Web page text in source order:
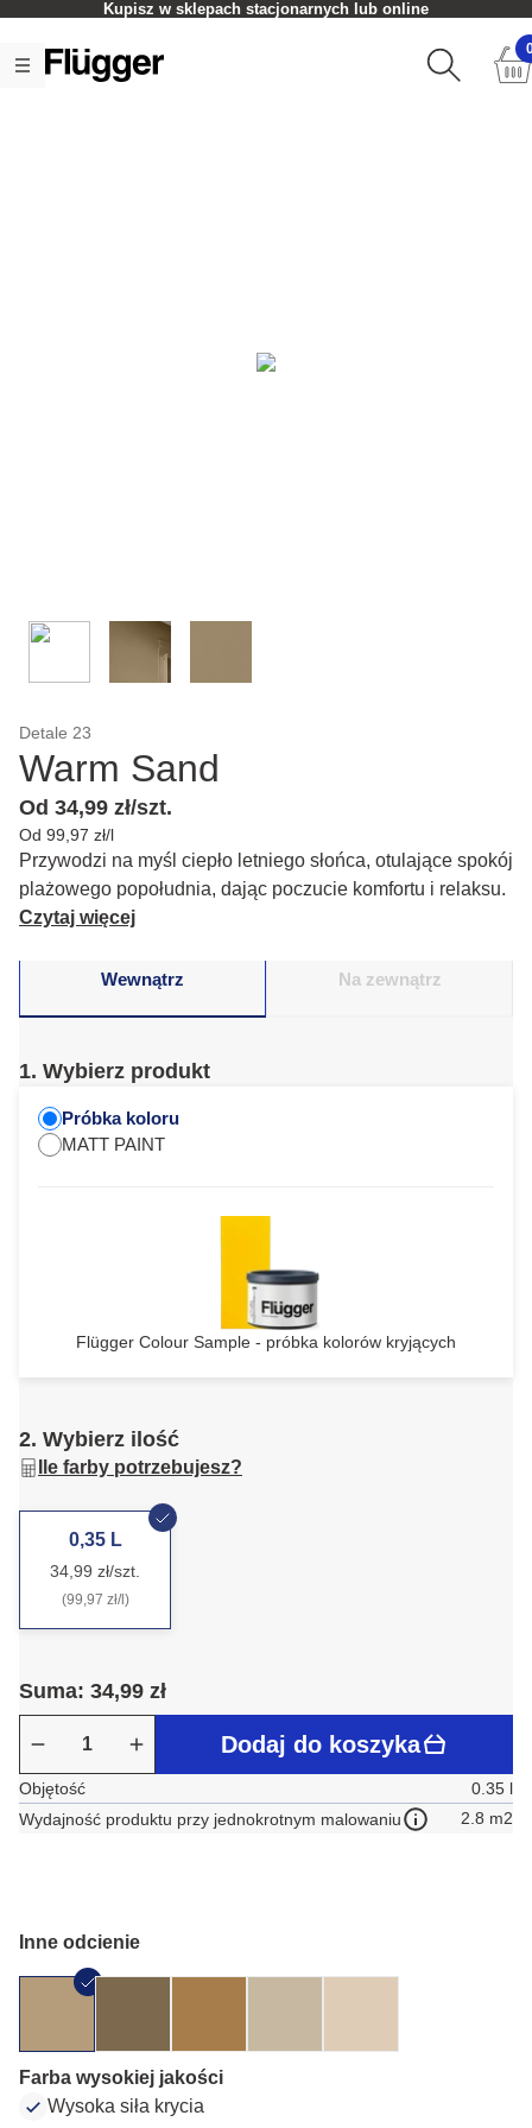
Kupisz w sklepach stacjonarnych lub online
Detale 23
Warm Sand
Od 34,99 zł/szt.
Od 99,97 zł/l
Przywodzi na myśl ciepło letniego słońca, otulające spokój
plażowego popołudnia, dając poczucie komfortu i relaksu.
Czytaj więcej
Wewnątrz Na zewnątrz
1. Wybierz produkt
Próbka koloru
MATT PAINT
Flügger Colour Sample - próbka kolorów kryjących
2. Wybierz ilość
Ile farby potrzebujesz?
0,35 L
34,99 zł/szt.
(99,97 zł/l)
Suma: 34,99 zł
Dodaj do koszyka
Objętość
0.35 l
Wydajność produktu przy jednokrotnym malowaniu
2.8 m2
Inne odcienie
Farba wysokiej jakości
Wysoka siła krycia